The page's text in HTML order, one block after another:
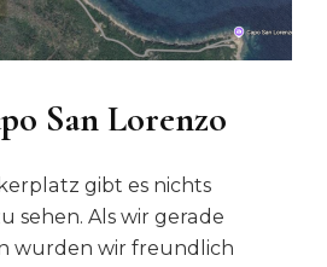
San Lorenzo
gibt es nichts
sehen. Als wir gerade
wurden wir freundlich